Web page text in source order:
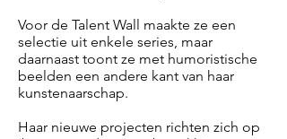
Voor de Talent Wall maakte ze een
selectie uit enkele series, maar
daarnaast toont ze met humoristische
beelden een andere kant van haar
kunstenaarschap.
Haar nieuwe projecten richten zich op